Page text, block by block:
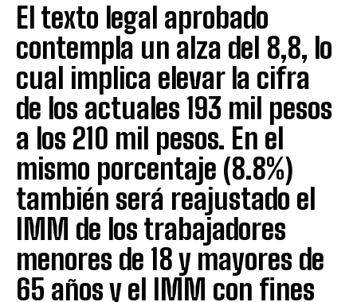
El texto legal aprobado
contempla un alza del 8,8, lo
cual implica elevar la cifra
de los actuales 193 mil pesos
a los 210 mil pesos. En el
mismo porcentaje (8.8%)
también será reajustado el
IMM de los trabajadores
menores de 18 y mayores de
65 años y el IMM con fines